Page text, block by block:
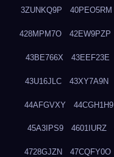
3ZUNKQ9P 40PEO5RM
428MPM7O 42EW9PZP
43BE766X 43EEF23E
43U16JLC 43XY7A9N
44AFGVXY 44CGH1H9
45A3IPS9 4601IURZ
4728GJZN 47CQFY0O